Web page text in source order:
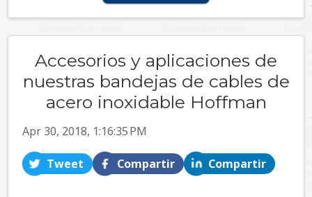
Accesorios y aplicaciones de
nuestras bandejas de cables de
acero inoxidable Hoffman
Apr 30, 2018, 1:16:35 PM
Tweet Compartir Compartir